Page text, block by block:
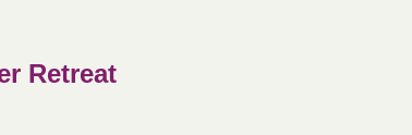
Retreat